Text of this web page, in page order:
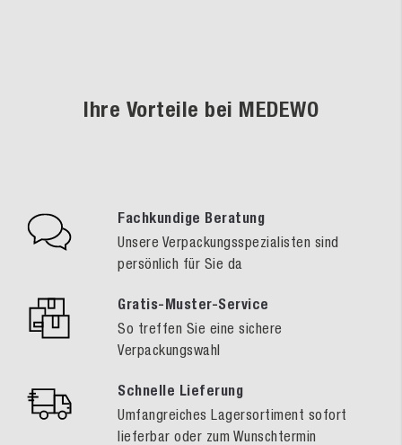
Ihre Vorteile bei MEDEWO
Fachkundige Beratung
Unsere Verpackungsspezialisten sind
persönlich für Sie da
Gratis-Muster-Service
So treffen Sie eine sichere
Verpackungswahl
Schnelle Lieferung
Umfangreiches Lagersortiment sofort
lieferbar oder zum Wunschtermin